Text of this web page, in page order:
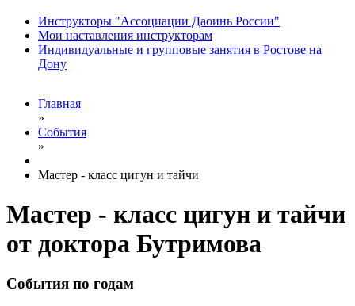
Инструкторы "Ассоциации Даоинь России"
Мои наставления инструкторам
Индивидуальные и групповые занятия в Ростове на
Дону
Главная
»
События
»
Мастер - класс цигун и тайчи
Мастер - класс цигун и тайчи
от доктора Бутримова
События по годам